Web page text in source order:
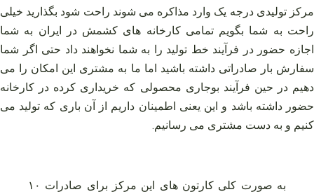
مرکز تولیدی درجه یک وارد مذاکره می‌ شوند راحت شود بگذارید خیلی
راحت به شما بگویم تمامی کارخانه‌ های کشمش در ایران به شما
اجازه حضور در فرآیند خط تولید را به شما نخواهند داد حتی اگر شما
سفارش بار صادراتی داشته باشید اما ما به مشتری این امکان را می‌
دهیم در حین فرآیند بوجاری محصولی که خریداری کرده در کارخانه
حضور داشته باشد و این یعنی اطمینان داریم از آن باری که تولید می‌
کنیم و به دست مشتری می‌ رسانیم.
به صورت کلی کارتون های این مرکز برای صادرات ۱۰